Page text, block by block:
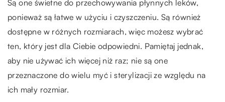
Są one świetne do przechowywania płynnych leków,
ponieważ są łatwe w użyciu i czyszczeniu. Są również
dostępne w różnych rozmiarach, więc możesz wybrać
ten, który jest dla Ciebie odpowiedni. Pamiętaj jednak,
aby nie używać ich więcej niż raz; nie są one
przeznaczone do wielu myć i sterylizacji ze względu na
ich mały rozmiar.